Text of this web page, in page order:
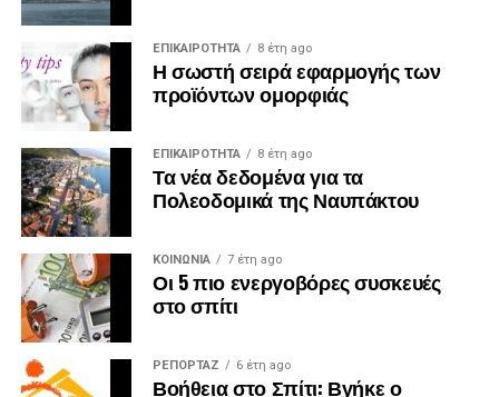
ΕΠΙΚΑΙΡΟΤΗΤΑ 8 έτη ago
Η σωστή σειρά εφαρμογής των
προϊόντων ομορφιάς
ΕΠΙΚΑΙΡΟΤΗΤΑ 8 έτη ago
Τα νέα δεδομένα για τα
Πολεοδομικά της Ναυπάκτου
ΚΟΙΝΩΝΙΑ 7 έτη ago
Οι 5 πιο ενεργοβόρες συσκευές
στο σπίτι
ΡΕΠΟΡΤΑΖ 6 έτη ago
Βοήθεια στο Σπίτι: Βγήκε ο